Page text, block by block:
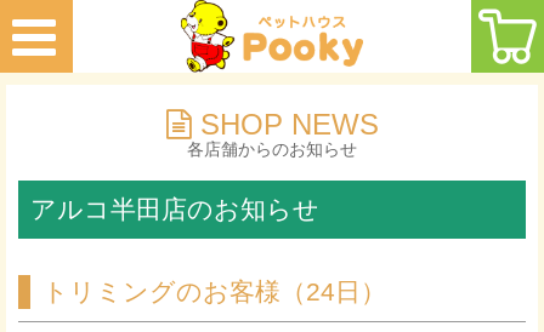
SHOP NEWS
各店舗からのお知らせ
アルコ半田店のお知らせ
トリミングのお客様（24日）